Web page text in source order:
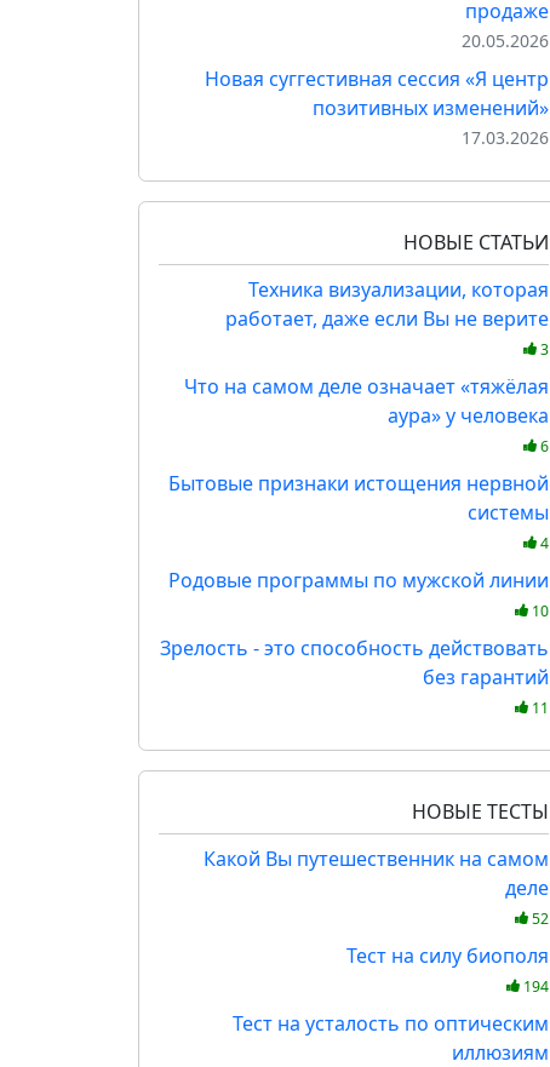
продаже
20.05.2026
Новая суггестивная сессия «Я центр
позитивных изменений»
17.03.2026
НОВЫЕ СТАТЬИ
Техника визуализации, которая
работает, даже если Вы не верите
3
Что на самом деле означает «тяжёлая
аура» у человека
6
Бытовые признаки истощения нервной
системы
4
Родовые программы по мужской линии
10
Зрелость - это способность действовать
без гарантий
11
НОВЫЕ ТЕСТЫ
Какой Вы путешественник на самом
деле
52
Тест на силу биополя
194
Тест на усталость по оптическим
иллюзиям